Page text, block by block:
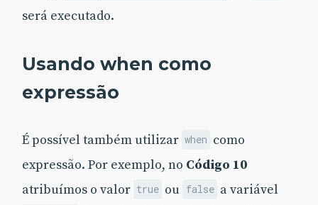
será executado.
Usando when como
expressão
É possível também utilizar when como
expressão. Por exemplo, no Código 10
atribuímos o valor true ou false a variável